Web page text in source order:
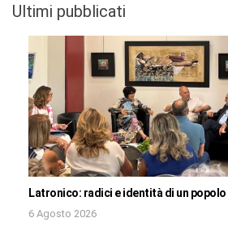
Ultimi pubblicati
Latronico: radici e identità di un popolo
6 Agosto 2026